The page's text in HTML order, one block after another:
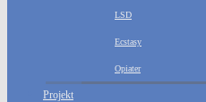
LSD
Ecstasy
Opiater
Projekt